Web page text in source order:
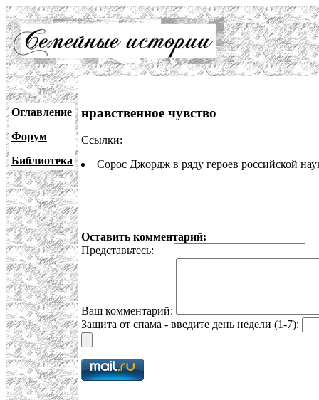
Оглавление
Форум
Библиотека
нравственное чувство
Ссылки:
Сорос Джордж в ряду героев российской
Оставить комментарий:
Представьтесь:
Ваш комментарий:
Защита от спама - введите день недели (1-7):